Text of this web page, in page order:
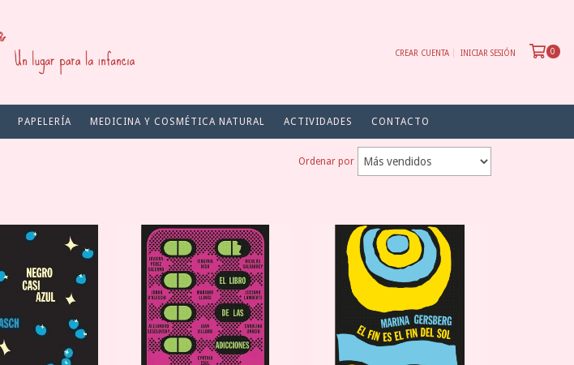
CREAR CUENTA INICIAR SESIÓN 0
PAPELERÍA MEDICINA Y COSMÉTICA NATURAL ACTIVIDADES CONTACTO
Ordenar por